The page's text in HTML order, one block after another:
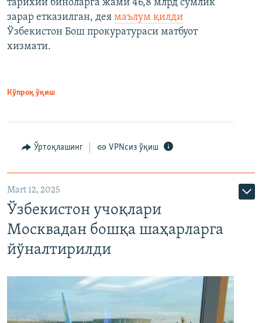
тарихий биноларга жами 46,8 млрд сўмлик
зарар етказилган, дея маълум қилди
Ўзбекистон Бош прокуратураси матбуот
хизмати.
Кўпроқ ўқиш
Ўртоқлашинг VPNсиз ўқиш
Mart 12, 2025
Ўзбекистон учоқлари
Москвадан бошқа шаҳарларга
йўналтирилди